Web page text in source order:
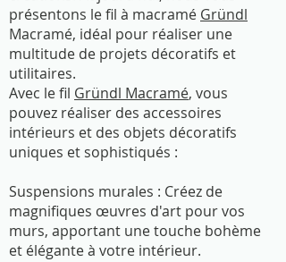
présentons le fil à macramé Gründl
Macramé, idéal pour réaliser une
multitude de projets décoratifs et
utilitaires.
Avec le fil Gründl Macramé, vous
pouvez réaliser des accessoires
intérieurs et des objets décoratifs
uniques et sophistiqués :
Suspensions murales : Créez de
magnifiques œuvres d'art pour vos
murs, apportant une touche bohème
et élégante à votre intérieur.